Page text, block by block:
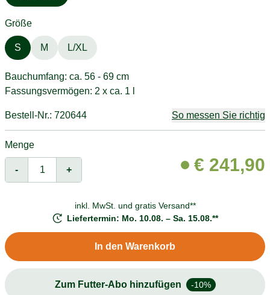
Größe
S M L/XL
Bauchumfang: ca. 56 - 69 cm
Fassungsvermögen: 2 x ca. 1 l
Bestell-Nr.: 720644 So messen Sie richtig
Menge
- + € 241,90
inkl. MwSt. und gratis Versand**
Liefertermin: Mo. 10.08. – Sa. 15.08.**
In den Warenkorb
Zum Futter-Abo hinzufügen -10%